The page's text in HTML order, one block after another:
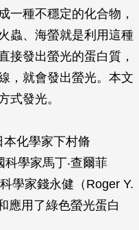
一種不穩定的化合物，
蟲、海螢就是利用這種
接發出螢光的蛋白質，
，就會發出螢光。本文
式發光。
化學家下村脩
科學家馬丁‧查爾菲
學家錢永健（Roger Y.
應用了綠色螢光蛋白